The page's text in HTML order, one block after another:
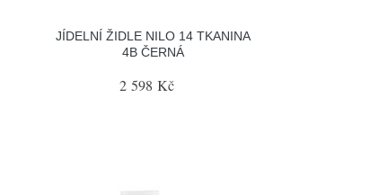
JÍDELNÍ ŽIDLE NILO 14 TKANINA
4B ČERNÁ
2 598 Kč